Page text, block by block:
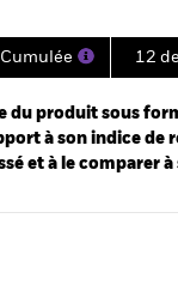
Cumulée 12
produit sous
à son indice de
et à le comparer